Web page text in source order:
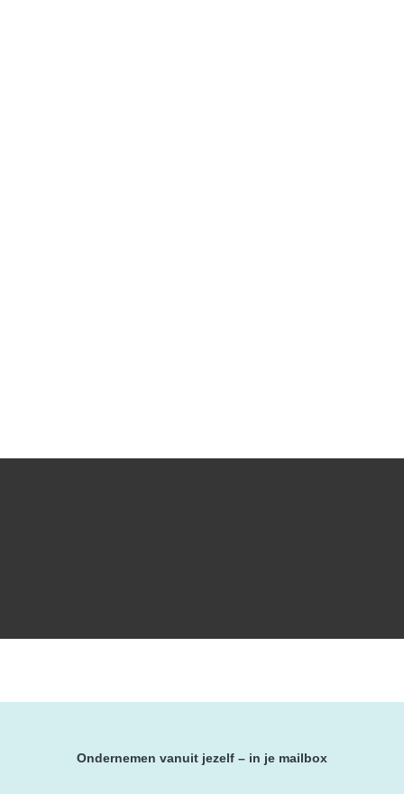
Ondernemen vanuit jezelf – in je mailbox